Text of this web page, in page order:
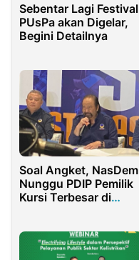
Sebentar Lagi Festival
PUsPa akan Digelar,
Begini Detailnya
Soal Angket, NasDem
Nunggu PDIP Pemilik
Kursi Terbesar di